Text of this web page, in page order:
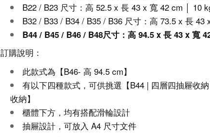
B22 / B23 尺寸：高 52.5 x 長 43 x 寬 42 cm │ 10
B32 / B33 / B34 / B35 / B36 尺寸：高 73.5 x 長
B44 / B45 / B46 / B48尺寸：高 94.5 x 長 43 x 寬
訂購說明：
此款式為【B46- 高 94.5 cm】
有以下四種款式，可供挑選 【B44 | 四層四抽屜收
收納】
櫃體下方，均有搭配滑輪設計
抽屜設計，可放入 A4 尺寸文件